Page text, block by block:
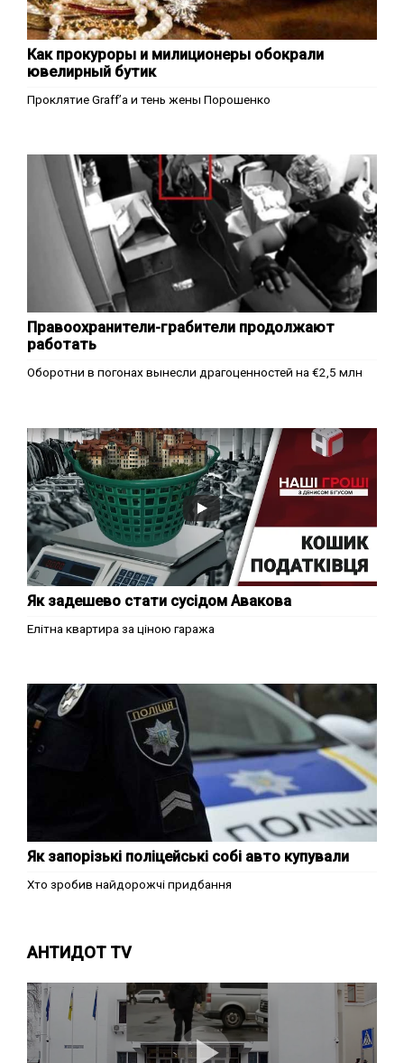
Как прокуроры и милиционеры обокрали
ювелирный бутик
Проклятие Graff’a и тень жены Порошенко
Правоохранители-грабители продолжают
работать
Оборотни в погонах вынесли драгоценностей на €2,5 млн
Як задешево стати сусідом Авакова
Елітна квартира за ціною гаража
Як запорізькі поліцейські собі авто купували
Хто зробив найдорожчі придбання
АНТИДОТ TV